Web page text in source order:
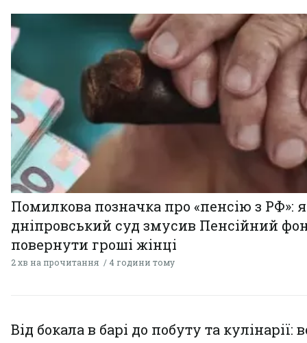
Помилкова позначка про «пенсію з РФ»:
дніпровський суд змусив Пенсійний
повернути гроші жінці
2 хв на прочитання 4 години тому
Від бокала в барі до побуту та кулінарії: